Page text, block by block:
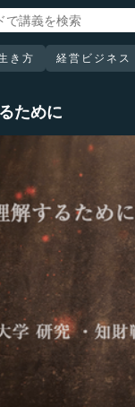
き方 経営ビジネス
ために